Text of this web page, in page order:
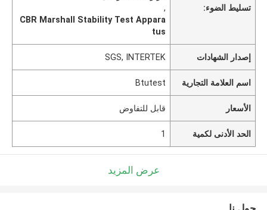
تسليط الضوء:
,
CBR Marshall Stability Test Appara
tus
إصدار الشهادات SGS, INTERTEK
اسم العلامة التجارية Btutest
الأسعار قابل للتفاوض
الحد الأدنى لكمية 1
عرض المزيد